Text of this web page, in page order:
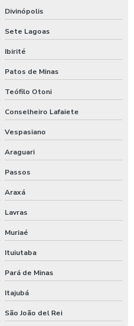
a vapor
Divinópolis
Sete Lagoas
Ibirité
Patos de Minas
Teófilo Otoni
Conselheiro Lafaiete
Vespasiano
Araguari
Passos
Araxá
Lavras
Muriaé
Ituiutaba
Pará de Minas
Itajubá
São João del Rei